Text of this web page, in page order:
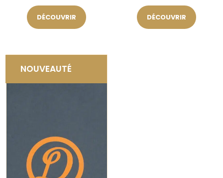
DÉCOUVRIR DÉCOUVRIR
NOUVEAUTÉ